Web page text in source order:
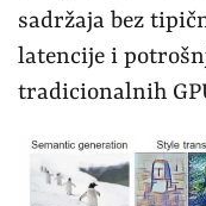
sadržaja bez
latencije i
tradicionalnih